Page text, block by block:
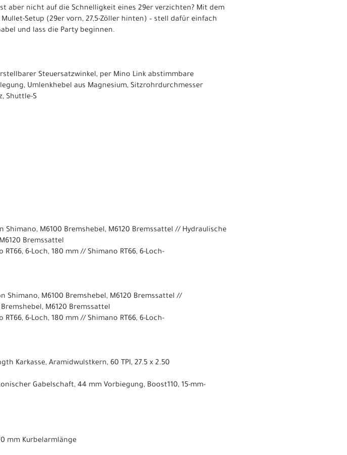
aber nicht auf die Schnelligkeit eines 29er verzichten? Mit dem
Setup (29er vorn, 27,5-Zöller hinten) – stell dafür einfach
und lass die Party beginnen.
Steuersatzwinkel, per Mino Link abstimmbare
Umlenkhebel aus Magnesium, Sitzrohrdurchmesser
Shuttle-S
M6100 Bremshebel, M6120 Bremssattel // Hydraulische
Bremssattel
6-Loch, 180 mm // Shimano RT66, 6-Loch-
Shimano, M6100 Bremshebel, M6120 Bremssattel //
M6120 Bremssattel
6-Loch, 180 mm // Shimano RT66, 6-Loch-
Karkasse, Aramidwulstkern, 60 TPI, 27.5 x 2.50
Gabelschaft, 44 mm Vorbiegung, Boost110, 15-mm-
mm Kurbelarmlänge